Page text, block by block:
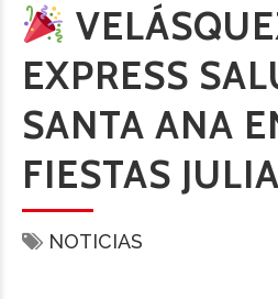
EXPRESS
SANTA ANA
FIESTAS
NOTICIAS